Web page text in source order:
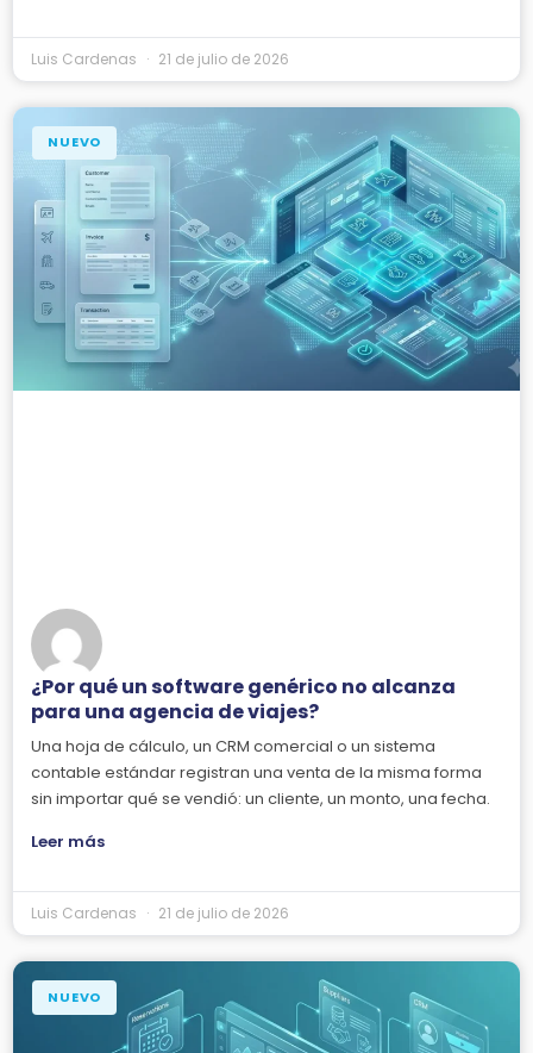
Luis Cardenas 21 de julio de 2026
NUEVO
¿Por qué un software genérico no alcanza
para una agencia de viajes?
Una hoja de cálculo, un CRM comercial o un sistema
contable estándar registran una venta de la misma forma
sin importar qué se vendió: un cliente, un monto, una fecha.
Leer más
Luis Cardenas 21 de julio de 2026
NUEVO